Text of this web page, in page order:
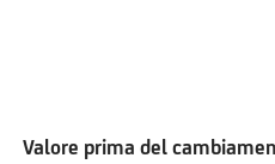
Valore prima del